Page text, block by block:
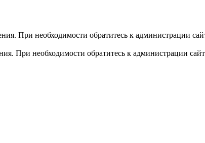
При необходимости обратитесь к администрации
При необходимости обратитесь к администрации